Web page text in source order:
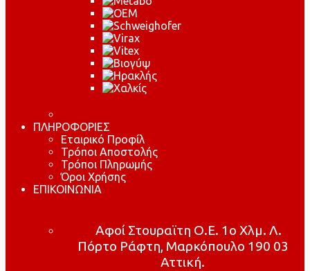
ΠΛΗΡΟΦΟΡΙΕΣ
Εταιρικό Προφίλ
Τρόποι Αποστολής
Τρόποι Πληρωμής
Όροι Χρήσης
ΕΠΙΚΟΙΝΩΝΙΑ
Αφοί Στουραϊτη Ο.Ε. 1ο Χλμ. Λ.
Πόρτο Ράφτη, Μαρκόπουλο 190 03
Αττική.